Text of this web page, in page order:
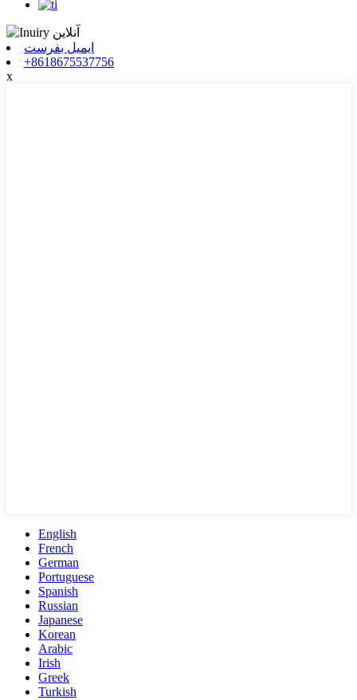
ایمیل بفرست
+8618675537756
x
English
French
German
Portuguese
Spanish
Russian
Japanese
Korean
Arabic
Irish
Greek
Turkish